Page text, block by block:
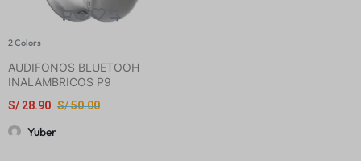
2 Colors
AUDIFONOS BLUETOOH
INALAMBRICOS P9
S/50.00
S/ 28.90
Yuber